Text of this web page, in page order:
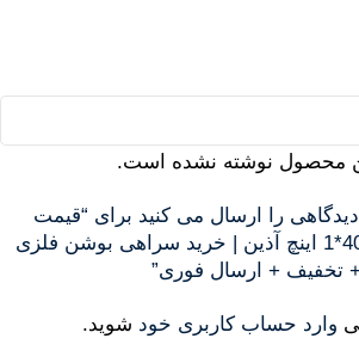
محصول نوشته نشده است.
دیدگاهی را ارسال می کنید برای “قیمت
سراهی بوشن فلزی 40*1 اینچ آذین | خرید سراهی بوشن فلزی
وارد حساب کاربری خود شوید.